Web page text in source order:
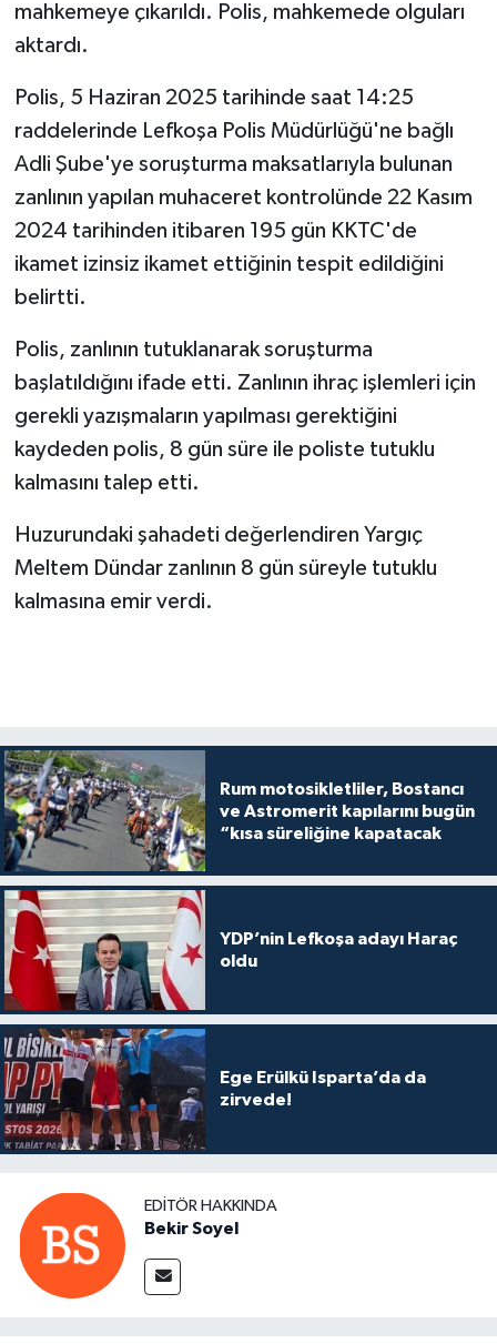
mahkemeye çıkarıldı. Polis, mahkemede olguları
aktardı.
Polis, 5 Haziran 2025 tarihinde saat 14:25
raddelerinde Lefkoşa Polis Müdürlüğü'ne bağlı
Adli Şube'ye soruşturma maksatlarıyla bulunan
zanlının yapılan muhaceret kontrolünde 22 Kasım
2024 tarihinden itibaren 195 gün KKTC'de
ikamet izinsiz ikamet ettiğinin tespit edildiğini
belirtti.
Polis, zanlının tutuklanarak soruşturma
başlatıldığını ifade etti. Zanlının ihraç işlemleri için
gerekli yazışmaların yapılması gerektiğini
kaydeden polis, 8 gün süre ile poliste tutuklu
kalmasını talep etti.
Huzurundaki şahadeti değerlendiren Yargıç
Meltem Dündar zanlının 8 gün süreyle tutuklu
kalmasına emir verdi.
Rum motosikletliler, Bostancı
ve Astromerit kapılarını bugün
“kısa süreliğine kapatacak
YDP’nin Lefkoşa adayı Haraç
oldu
Ege Erülkü Isparta’da da
zirvede!
EDITÖR HAKKINDA
Bekir Soyel